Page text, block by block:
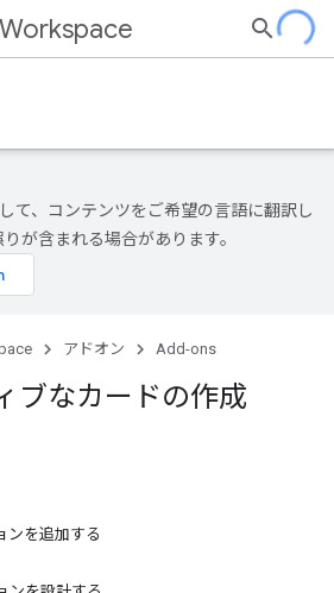
Workspace
て、コンテンツをご希望の言語に翻訳し
が含まれる場合があります。
アドオン Add-ons
ブなカードの作成
ンを追加する